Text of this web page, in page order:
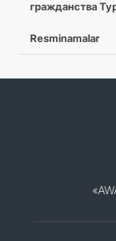
гражданства
Resminamalar